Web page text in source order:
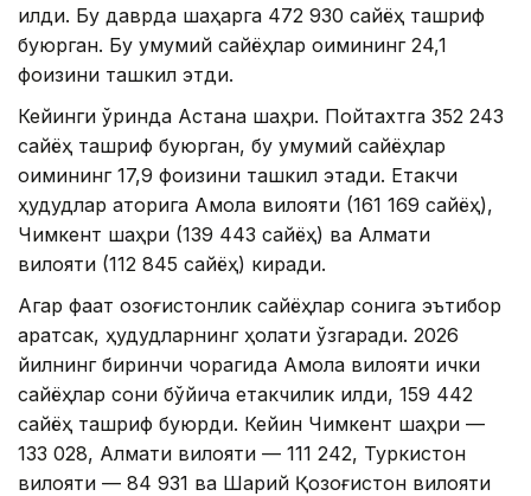
қилди. Бу даврда шаҳарга 472 930 сайёҳ ташриф
буюрган. Бу умумий сайёҳлар оқимининг 24,1
фоизини ташкил этди.
Кейинги ўринда Астана шаҳри. Пойтахтга 352 243
сайёҳ ташриф буюрган, бу умумий сайёҳлар
оқимининг 17,9 фоизини ташкил этади. Етакчи
ҳудудлар қаторига Ақмола вилояти (161 169 сайёҳ),
Чимкент шаҳри (139 443 сайёҳ) ва Алмати
вилояти (112 845 сайёҳ) киради.
Агар фақат қозоғистонлик сайёҳлар сонига эътибор
қаратсак, ҳудудларнинг ҳолати ўзгаради. 2026
йилнинг биринчи чорагида Ақмола вилояти ички
сайёҳлар сони бўйича етакчилик қилди, 159 442
сайёҳ ташриф буюрди. Кейин Чимкент шаҳри —
133 028, Алмати вилояти — 111 242, Туркистон
вилояти — 84 931 ва Шарқий Қозоғистон вилояти